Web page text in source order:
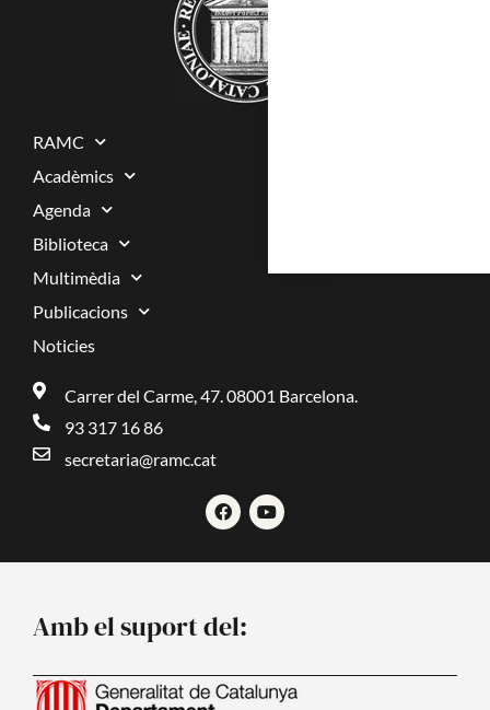
RAMC
Acadèmics
Agenda
Biblioteca
Multimèdia
Publicacions
Noticies
Carrer del Carme, 47. 08001 Barcelona.
93 317 16 86
secretaria@ramc.cat
F
a
c
k
Y
o
u
Amb el suport del: